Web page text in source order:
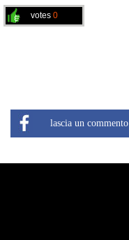
votes 0
lascia un commento